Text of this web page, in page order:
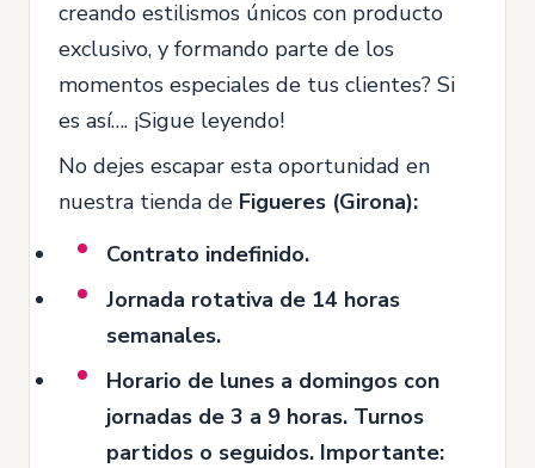
creando estilismos únicos con producto
exclusivo, y formando parte de los
momentos especiales de tus clientes? Si
es así…. ¡Sigue leyendo!
No dejes escapar esta oportunidad en
nuestra tienda de Figueres (Girona):
Contrato indefinido.
Jornada rotativa de 14 horas
semanales.
Horario de lunes a domingos con
jornadas de 3 a 9 horas. Turnos
partidos o seguidos. Importante: